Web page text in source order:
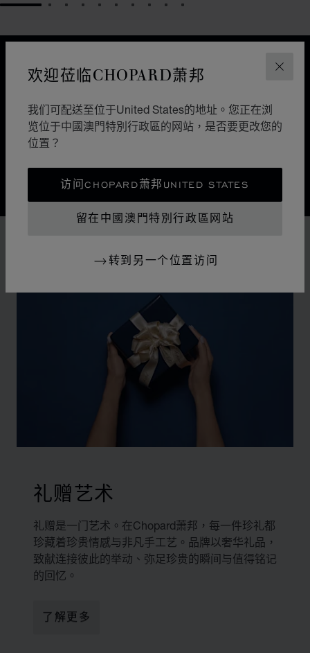
关闭
欢迎莅临CHOPARD萧邦
我们可配送至位于United States的地址。您正在浏
览位于中國澳門特別行政區的网站，是否要更改您的
位置？
访问CHOPARD萧邦UNITED STATES
留在中國澳門特別行政區网站
转到另一个位置访问
GO TO SLIDE 1GO TO SLIDE 2
GO TO SLIDE 3
GO TO SLIDE 4
GO TO SLIDE 5
GO TO SLIDE 6
GO TO SLIDE 7
GO TO SLIDE 8
GO TO SLIDE 9
GO TO SLIDE 10
经典设计
大自然引导着萧邦制表师的巧手。Alpine Eagle雪山傲翼
瑞士腕表是一曲细腻考究的交响乐章，每一处细节都受到
礼赠艺术
礼赠是一门艺术。在Chopard萧邦，每一件珍礼都
珍藏着珍贵情感与非凡手工艺。品牌以奢华礼品，
致献连接彼此的举动、弥足珍贵的瞬间与值得铭记
的回忆。
了解更多